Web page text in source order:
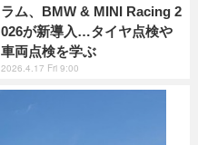
ラム、BMW & MINI Racing 2
026が新導入…タイヤ点検や
車両点検を学ぶ
2026.4.17 Fri 9:00